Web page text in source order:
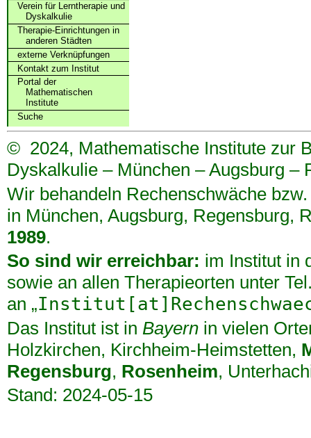
Verein für Lerntherapie und
Dyskalkulie
Therapie-Einrichtungen in
anderen Städten
externe Verknüpfungen
Kontakt zum Institut
Portal der
Mathematischen
Institute
Suche
©2024, Mathematische Institute zur
Dyskalkulie – München – Augsburg
Wir behandeln Rechenschwäche
in München, Augsburg, Regensburg,
1989.
So sind wir erreichbar: im Institut in
sowie an allen Therapieorten unter
an „
Das Institut ist in Bayernin vielen
Holzkirchen, Kirchheim-Heimstetten,
Regensburg, Rosenheim,
Stand: 2024-05-15